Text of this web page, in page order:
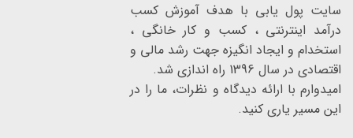
سایت پول یابی با هدف آموزش کسب
درآمد اینترنتی ، کسب و کار خانگی ،
استخدام و ایجاد انگیزه جهت رشد مالی و
اقتصادی در سال 1396 راه اندازی شد.
امیدوارم با ارائه دیدگاه و نظرات، ما را در
این مسیر یاری کنید.